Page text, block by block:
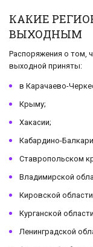
КАКИЕ
ВЫХОДНЫМ
Распоряжения о том,
выходной приняты:
в Карачаево-
Крыму;
Хакасии;
Кабардино-
Ставропольском
Владимирской
Кировской
Курганской
Ленинградской